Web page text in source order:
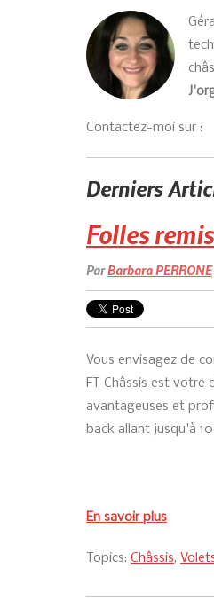
Contactez-moi sur :
Derniers
Folles
ParBarbara PERRONE
Vous envisagez de
FT Châssis est
avantageuses et
back allant jusqu'à
En savoir plus
Topics: Châssis,